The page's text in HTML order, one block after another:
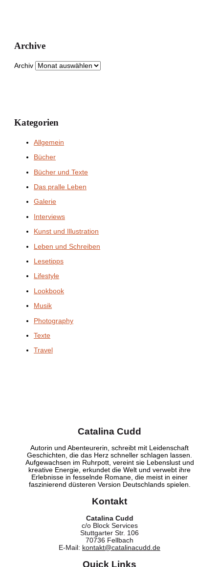
Archive
Archiv
Kategorien
Allgemein
Bücher
Bücher und Texte
Das pralle Leben
Galerie
Interviews
Kunst und Illustration
Leben und Schreiben
Lesetipps
Lifestyle
Lookbook
Musik
Photography
Texte
Travel
Catalina Cudd
Autorin und Abenteurerin, schreibt mit Leidenschaft
Geschichten, die das Herz schneller schlagen lassen.
Aufgewachsen im Ruhrpott, vereint sie Lebenslust und
kreative Energie, erkundet die Welt und verwebt ihre
Erlebnisse in fesselnde Romane, die meist in einer
faszinierend düsteren Version Deutschlands spielen.
Kontakt
Catalina Cudd
c/o Block Services
Stuttgarter Str. 106
70736 Fellbach
E-Mail: kontakt@catalinacudd.de
Quick Links